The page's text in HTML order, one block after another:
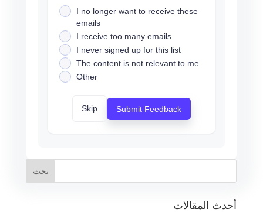
I no longer want to receive these
emails
I receive too many emails
I never signed up for this list
The content is not relevant to me
Other
Submit Feedback
Skip
أحدث المقالات